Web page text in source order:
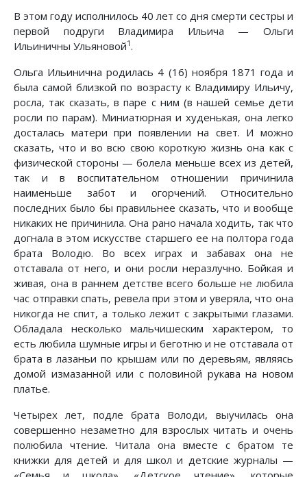
В этом году исполнилось 40 лет со дня смерти сестры и
первой подруги Владимира Ильича — Ольги
Ильиничны Ульяновой1 .
Ольга Ильинична родилась 4 (16) ноября 1871 года и
была самой близкой по возрасту к Владимиру Ильичу,
росла, так сказать, в паре с ним (в нашей семье дети
росли по парам). Миниатюрная и худенькая, она легко
досталась матери при появлении на свет. И можно
сказать, что и во всю свою короткую жизнь она как с
физической стороны — болела меньше всех из детей,
так и в воспитательном отношении причинила
наименьше забот и огорчений. Относительно
последних было бы правильнее сказать, что и вообще
никаких не причинила. Она рано начала ходить, так что
догнала в этом искусстве старшего ее на полтора года
брата Володю. Во всех играх и забавах она не
отставала от него, и они росли неразлучно. Бойкая и
живая, она в раннем детстве всего больше не любила
час отправки спать, ревела при этом и уверяла, что она
никогда не спит, а только лежит с закрытыми глазами.
Обладала несколько мальчишеским характером, то
есть любила шумные игры и беготню и не отставала от
брата в лазаньи по крышам или по деревьям, являясь
домой измазанной или с половиной рукава на новом
платье.
Четырех лет, подле брата Володи, выучилась она
совершенно незаметно для взрослых читать и очень
полюбила чтение. Читала она вместе с братом те
книжки для детей и для школ и детские журналы —